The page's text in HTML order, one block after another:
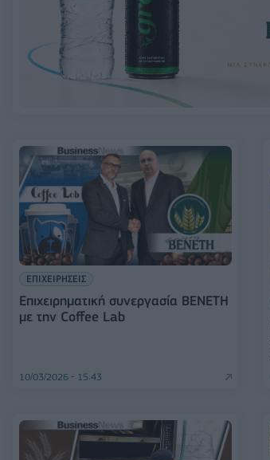
ΕΠΙΧΕΙΡΗΣΕΙΣ
Επιχειρηματική συνεργασία ΒΕΝΕΤΗ
με την Coffee Lab
10/03/2026 - 15:43